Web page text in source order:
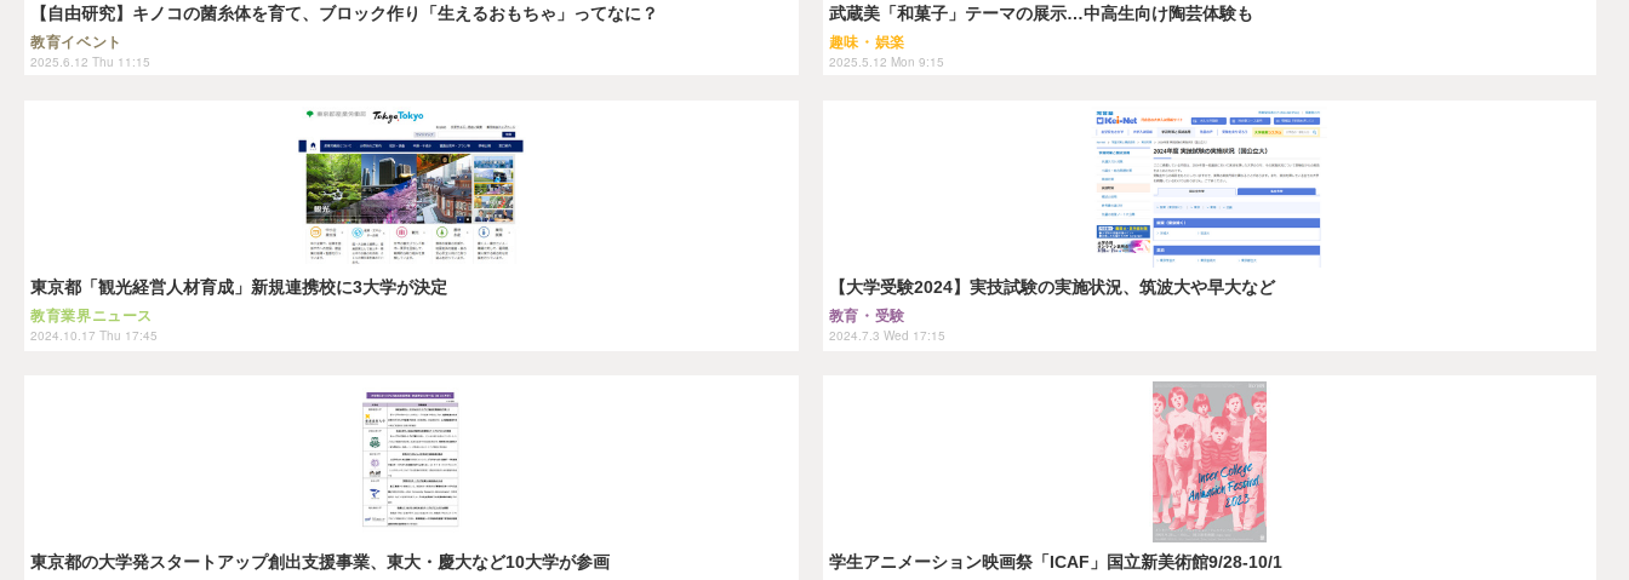
【自由研究】キノコの菌糸体を育て、ブロック作り「生えるおもちゃ」ってなに？
教育イベント
2025.6.12 Thu 11:15
武蔵美「和菓子」テーマの展示…中高生向け陶芸体験も
趣味・娯楽
2025.5.12 Mon 9:15
東京都「観光経営人材育成」新規連携校に3大学が決定
教育業界ニュース
2024.10.17 Thu 17:45
【大学受験2024】実技試験の実施状況、筑波大や早大など
教育・受験
2024.7.3 Wed 17:15
東京都の大学発スタートアップ創出支援事業、東大・慶大など10大学が参画 学生アニメーション映画祭「ICAF」国立新美術館9/28-10/1